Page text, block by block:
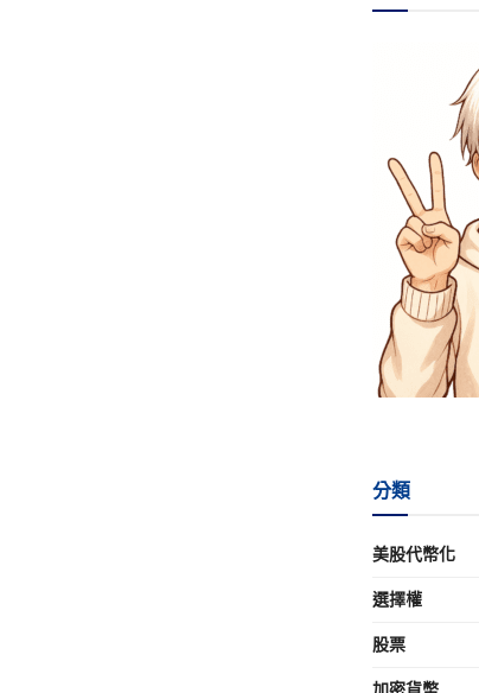
分類
美股代幣化
選擇權
股票